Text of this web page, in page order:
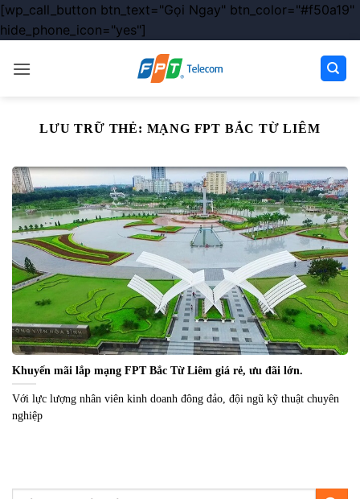
[wp_call_button btn_text="Gọi Ngay" btn_color="#f50a19"
hide_phone_icon="yes"]
nội
LƯU TRỮ THẺ: MẠNG FPT BẮC TỪ LIÊM
Khuyến mãi lắp mạng FPT Bắc Từ Liêm giá rẻ, ưu đãi lớn.
Với lực lượng nhân viên kinh doanh đông đảo, đội ngũ kỹ thuật chuyên
nghiệp